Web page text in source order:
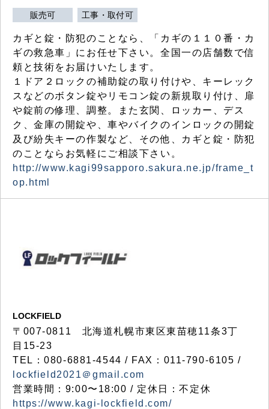
販売可 工事・取付可
カギと錠・防犯のことなら、「カギの１１０番・カ
ギの救急車」にお任せ下さい。全国一の店舗数で信
頼と技術をお届けいたします。
１ドア２ロックの補助錠の取り付けや、キーレック
スなどのボタン錠やリモコン錠の新規取り付け、扉
や錠前の修理、調整。また玄関、ロッカー、デス
ク、金庫の開錠や、車やバイクのインロックの開錠
及び紛失キーの作製など、その他、カギと錠・防犯
のことならお気軽にご相談下さい。
http://www.kagi99sapporo.sakura.ne.jp/frame_t
op.html
LOCKFIELD
〒007-0811 北海道札幌市東区東苗穂11条3丁
目15-23
TEL：080-6881-4544 / FAX：011-790-6105 /
lockfield2021＠gmail.com
営業時間：9:00〜18:00 / 定休日：不定休
https://www.kagi-lockfield.com/